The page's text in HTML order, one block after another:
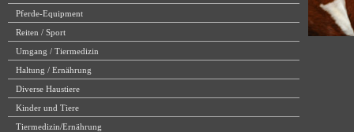
Pferde-Equipment
Reiten / Sport
Umgang / Tiermedizin
Haltung / Ernährung
Diverse Haustiere
Kinder und Tiere
Tiermedizin/Ernährung